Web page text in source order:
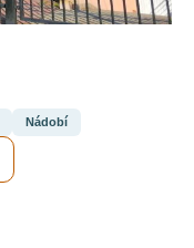
Nádobí